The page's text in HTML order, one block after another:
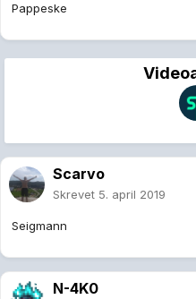
Pappeske
Scarvo
Skrevet 5. april 2019
Seigmann
N-4K0